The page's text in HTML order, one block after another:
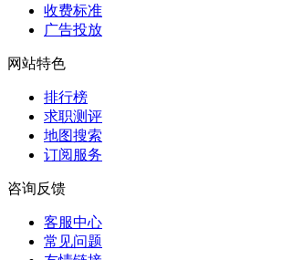
收费标准
广告投放
网站特色
排行榜
求职测评
地图搜索
订阅服务
咨询反馈
客服中心
常见问题